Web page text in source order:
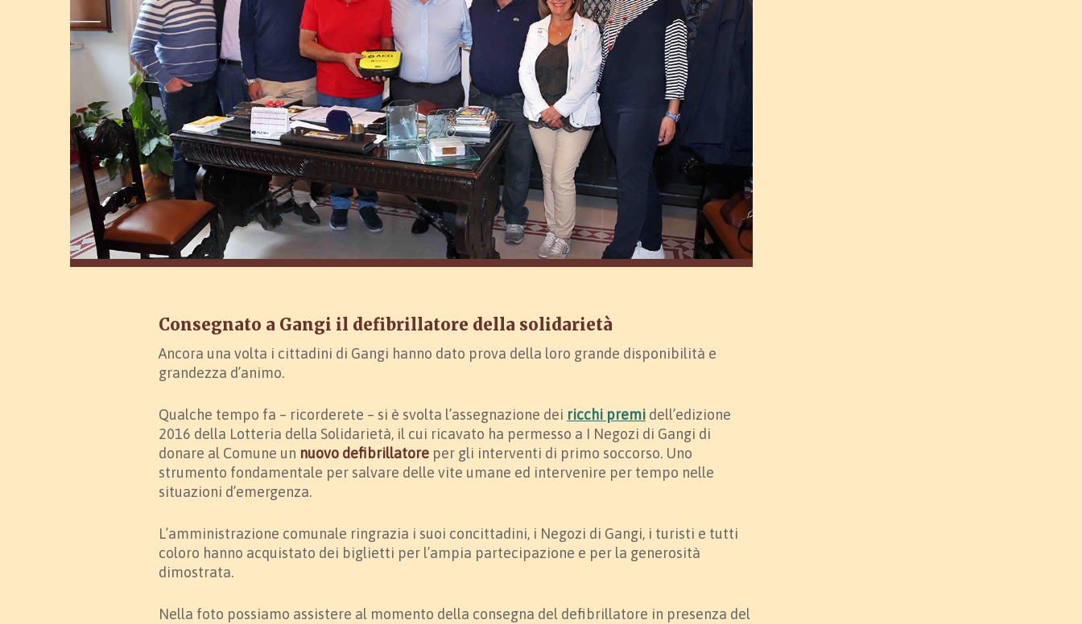
Consegnato a Gangi il defibrillatore della solidarietà
Ancora una volta i cittadini di Gangi hanno dato prova della loro grande disponibilità e
grandezza d’animo.
Qualche tempo fa – ricorderete – si è svolta l’assegnazione dei ricchi premi dell’edizione
2016 della Lotteria della Solidarietà, il cui ricavato ha permesso a I Negozi di Gangi di
donare al Comune un nuovo defibrillatore per gli interventi di primo soccorso. Uno
strumento fondamentale per salvare delle vite umane ed intervenire per tempo nelle
situazioni d’emergenza.
L’amministrazione comunale ringrazia i suoi concittadini, i Negozi di Gangi, i turisti e tutti
coloro hanno acquistato dei biglietti per l’ampia partecipazione e per la generosità
dimostrata.
Nella foto possiamo assistere al momento della consegna del defibrillatore in presenza del